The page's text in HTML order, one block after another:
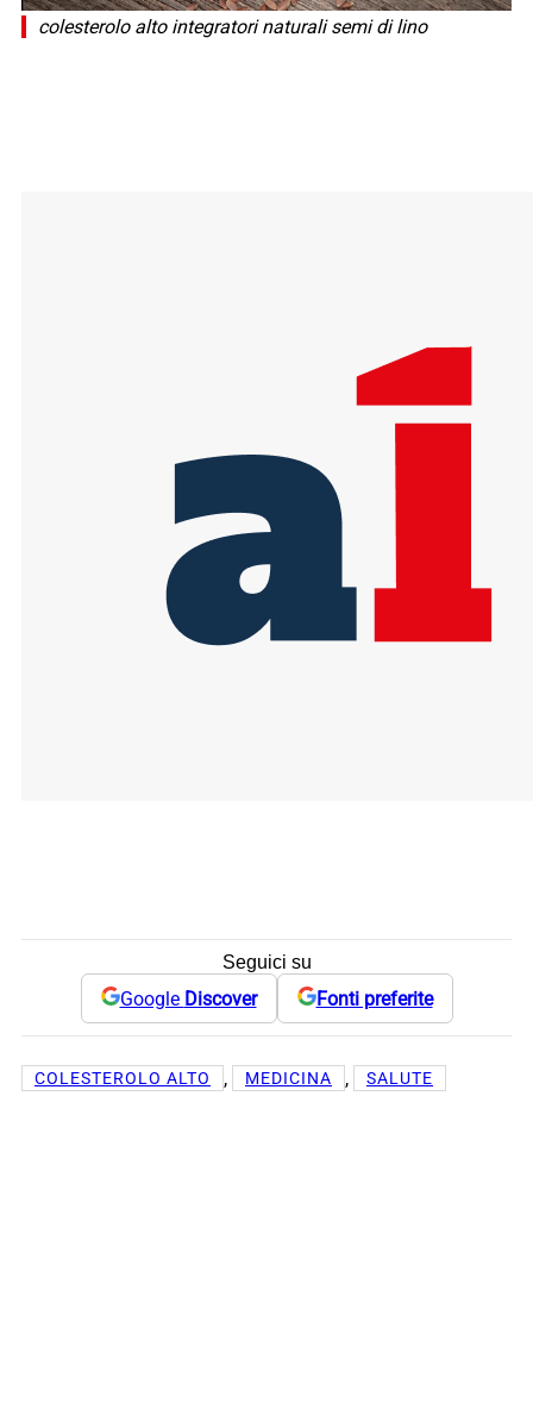
colesterolo alto integratori naturali semi di lino
Seguici su
Google Discover Fonti preferite
COLESTEROLO ALTO , MEDICINA , SALUTE